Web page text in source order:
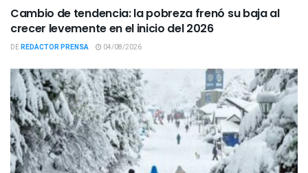
Cambio de tendencia: la pobreza frenó su baja al
crecer levemente en el inicio del 2026
DEREDACTOR PRENSA 04/08/2026